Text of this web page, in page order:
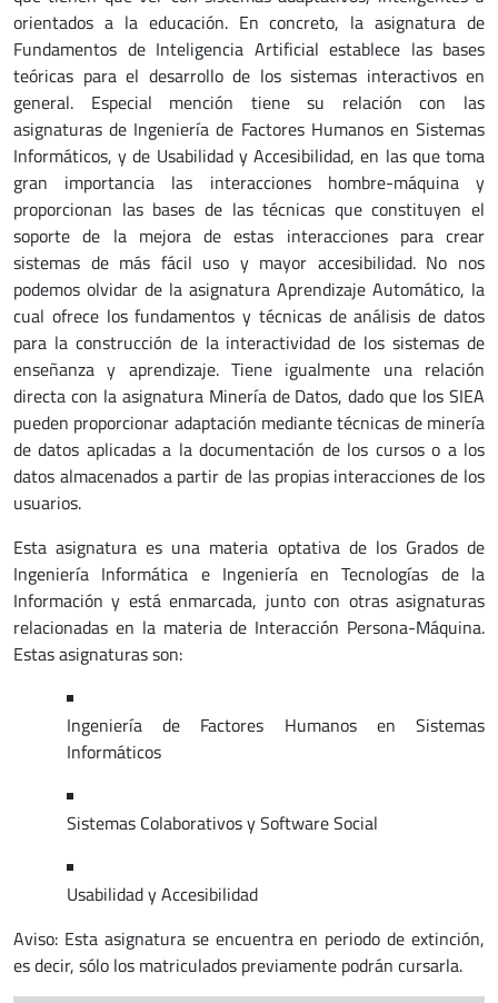
orientados a la educación. En concreto, la asignatura de
Fundamentos de Inteligencia Artificial establece las bases
teóricas para el desarrollo de los sistemas interactivos en
general. Especial mención tiene su relación con las
asignaturas de Ingeniería de Factores Humanos en Sistemas
Informáticos, y de Usabilidad y Accesibilidad, en las que toma
gran importancia las interacciones hombre-máquina y
proporcionan las bases de las técnicas que constituyen el
soporte de la mejora de estas interacciones para crear
sistemas de más fácil uso y mayor accesibilidad. No nos
podemos olvidar de la asignatura Aprendizaje Automático, la
cual ofrece los fundamentos y técnicas de análisis de datos
para la construcción de la interactividad de los sistemas de
enseñanza y aprendizaje. Tiene igualmente una relación
directa con la asignatura Minería de Datos, dado que los SIEA
pueden proporcionar adaptación mediante técnicas de minería
de datos aplicadas a la documentación de los cursos o a los
datos almacenados a partir de las propias interacciones de los
usuarios.
Esta asignatura es una materia optativa de los Grados de
Ingeniería Informática e Ingeniería en Tecnologías de la
Información y está enmarcada, junto con otras asignaturas
relacionadas en la materia de Interacción Persona-Máquina.
Estas asignaturas son:
Ingeniería de Factores Humanos en Sistemas
Informáticos
Sistemas Colaborativos y Software Social
Usabilidad y Accesibilidad
Aviso: Esta asignatura se encuentra en periodo de extinción,
es decir, sólo los matriculados previamente podrán cursarla.